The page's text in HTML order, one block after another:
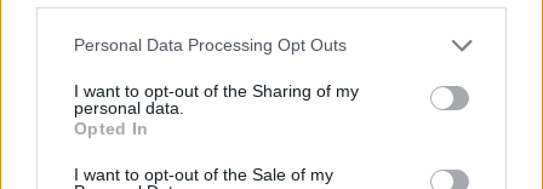
Personal Data Processing Opt Outs
I want to opt-out of the Sharing of my
personal data.
Opted In
I want to opt-out of the Sale of my
Mediatiedot
Päivän Lehti
Lifestyle
Matkailu
Viihdeuutiset